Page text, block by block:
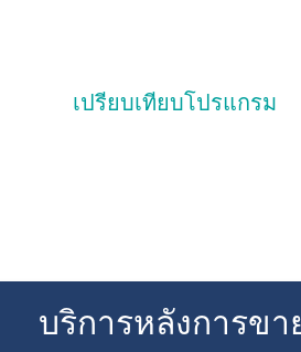
เปรียบเทียบโปรแกรม
บริการหลังการขา